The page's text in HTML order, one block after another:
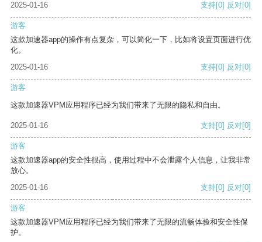
2025-01-16
支持[0] 反对[0]
游客
这款加速器app的操作有点复杂，可以简化一下，比如将设置页面进行优
化。
2025-01-16
支持[0] 反对[0]
游客
这款加速器VPM应用程序已经为我们带来了无限的隐私和自由。
2025-01-16 支持[0] 反对[0]
游客
这款加速器app的安全性很高，使用过程中不会泄露个人信息，让我非常
放心。
2025-01-16
支持[0] 反对[0]
游客
这款加速器VPM应用程序已经为我们带来了无限的流畅体验和安全性保
护。